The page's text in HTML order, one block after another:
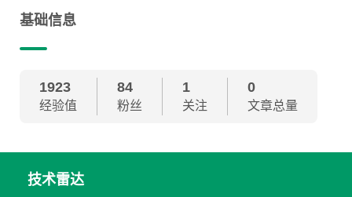
基础信息
1923
经验值
84
粉丝
1
关注
0
文章总量
技术雷达